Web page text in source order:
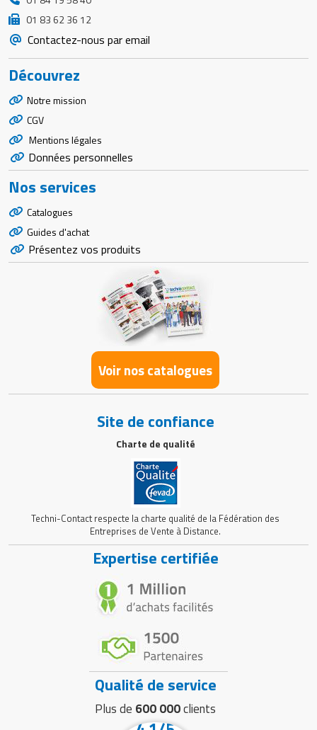
01 83 62 36 12
Contactez-nous par email
Découvrez
Notre mission
CGV
Mentions légales
Données personnelles
Nos services
Catalogues
Guides d'achat
Présentez vos produits
Voir nos catalogues
Site de confiance
Charte de qualité
Techni-Contact respecte la charte qualité de la Fédération des
Entreprises de Vente à Distance.
Expertise certifiée
Qualité de service
Plus de 600 000clients